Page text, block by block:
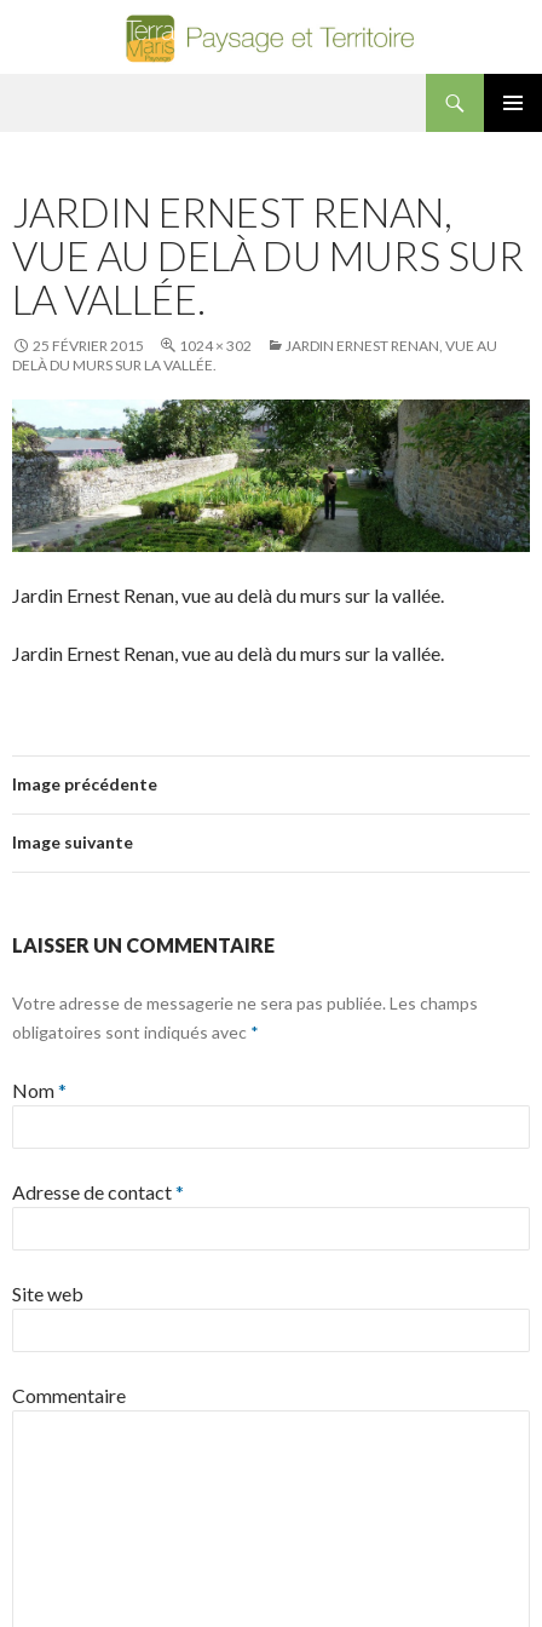
JARDIN ERNEST RENAN,
VUE AU DELÀ DU MURS SUR
LA VALLÉE.
25 FÉVRIER 2015 1024 × 302
JARDIN ERNEST RENAN, VUE AU
DELÀ DU MURS SUR LA VALLÉE.
Jardin Ernest Renan, vue au delà du murs sur la vallée.
Jardin Ernest Renan, vue au delà du murs sur la vallée.
Image précédente
Image suivante
LAISSER UN COMMENTAIRE
Votre adresse de messagerie ne sera pas publiée. Les champs
obligatoires sont indiqués avec *
Nom*
Adresse de contact*
Site web
Commentaire